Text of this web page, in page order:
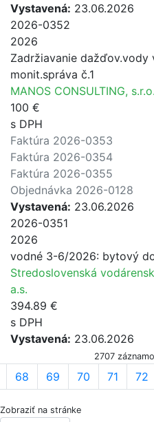
Vystavená: 23.06.2026
2026-0352
2026
Zadržiavanie dažďov.vody
monit.správa č.1
MANOS CONSULTING, s.r.o.
100 €
s DPH
Faktúra 2026-0353
Faktúra 2026-0354
Faktúra 2026-0355
Objednávka 2026-0128
Vystavená: 23.06.2026
2026-0351
2026
vodné 3-6/2026: bytový
Stredoslovenská
a.s.
394.89 €
s DPH
Vystavená: 23.06.2026
2707
68 69 70 71 72
Zobraziť na stránke